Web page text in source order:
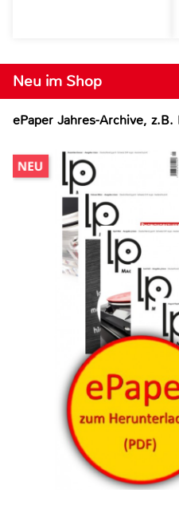
Neu im Shop
ePaper Jahres-Archive, z.B.